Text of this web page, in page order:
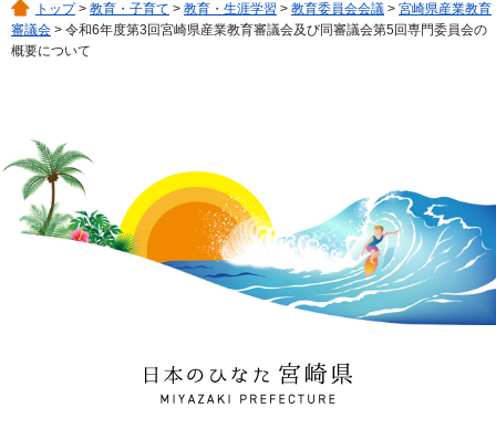
トップ> 教育・子育て > 教育・生涯学習 > 教育委員会会議 > 宮崎県産業教育
審議会 > 令和6年度第3回宮崎県産業教育審議会及び同審議会第5回専門委員会の
概要について
日本のひなた 宮崎県
MIYAZAKI PREFECTURE